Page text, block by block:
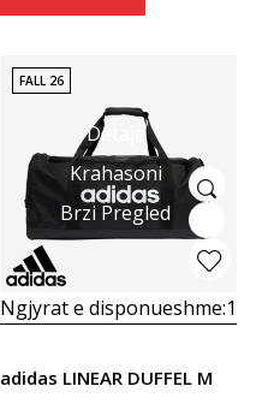
Detaje
Krahasoni
Brzi Pregled
FALL 26
Ngjyrat e disponueshme:1
adidas LINEAR DUFFEL M